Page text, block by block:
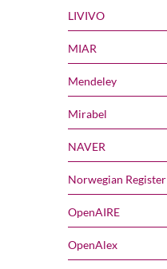
LIVIVO
MIAR
Mendeley
Mirabel
NAVER
Norwegian Register
OpenAIRE
OpenAlex